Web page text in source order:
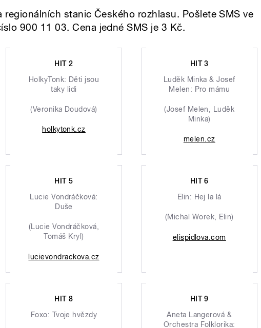
regionálních stanic Českého rozhlasu. Pošlete SMS ve
900 11 03. Cena jedné SMS je 3 Kč.
HIT 2
HolkyTonk: Děti jsou
taky lidi
(Veronika Doudová)
holkytonk.cz
HIT 3
Luděk Minka & Josef
Melen: Pro mámu
(Josef Melen, Luděk
Minka)
melen.cz
HIT 5
Lucie Vondráčková:
Duše
(Lucie Vondráčková,
Tomáš Kryl)
lucievondrackova.cz
HIT 6
Elin: Hej la lá
(Michal Worek, Elin)
elispidlova.com
HIT 8
Foxo: Tvoje hvězdy
HIT 9
Aneta Langerová &
Orchestra Folklorika: